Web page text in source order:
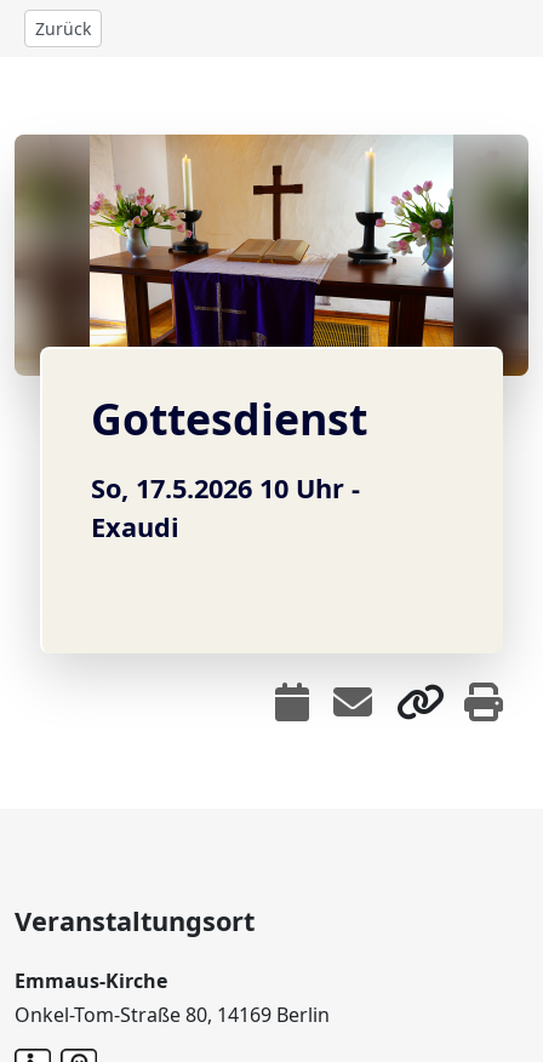
Zurück
Gottesdienst
So, 17.5.2026 10 Uhr -
Exaudi
Veranstaltungsort
Emmaus-Kirche
Onkel-Tom-Straße 80, 14169 Berlin